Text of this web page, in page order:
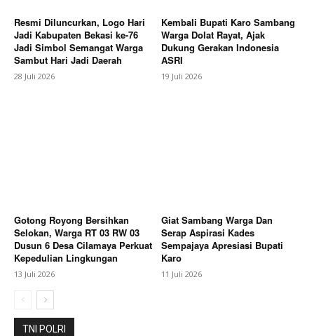
About
Contact us
Subscription Plans
My account
Bagikan Artikel
Resmi Diluncurkan, Logo Hari
Jadi Kabupaten Bekasi ke-76
Jadi Simbol Semangat Warga
Sambut Hari Jadi Daerah
28 Juli 2026
Kembali Bupati Karo Sambang
Warga Dolat Rayat, Ajak
Dukung Gerakan Indonesia
ASRI
19 Juli 2026
Gotong Royong Bersihkan
Selokan, Warga RT 03 RW 03
Dusun 6 Desa Cilamaya Perkuat
Kepedulian Lingkungan
13 Juli 2026
Giat Sambang Warga Dan
Serap Aspirasi Kades
Sempajaya Apresiasi Bupati
Karo
11 Juli 2026
TNI POLRI